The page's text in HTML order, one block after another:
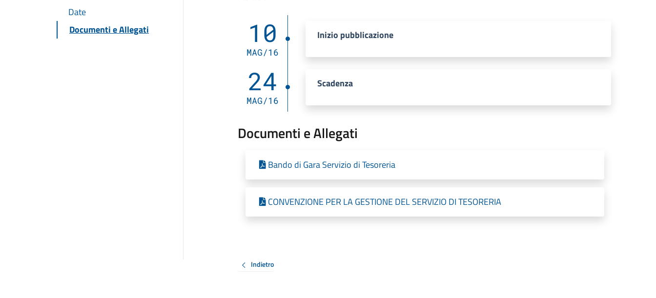
Date
Documenti e Allegati
10
MAG/16
Inizio pubblicazione
24
MAG/16
Scadenza
Documenti e Allegati
Bando di Gara Servizio di Tesoreria
CONVENZIONE PER LA GESTIONE DEL SERVIZIO DI TESORERIA
Indietro